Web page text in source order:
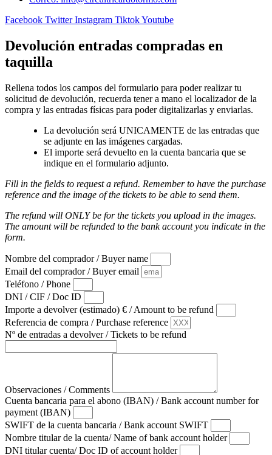
Facebook Twitter Instagram TiktokYoutube
Devolución entradas compradas en
taquilla
Rellena todos los campos del formulario para poder realizar tu
solicitud de devolución, recuerda tener a mano el localizador de la
compra y las entradas físicas para poder digitalizarlas y enviarlas.
La devolución será UNICAMENTE de las entradas que
se adjunte en las imágenes cargadas.
El importe será devuelto en la cuenta bancaria que se
indique en el formulario adjunto.
Fill in the fields to request a refund. Remember to have the purchase
reference and the image of the tickets to be able to send them.
The refund will ONLY be for the tickets you upload in the images.
The amount will be refunded to the bank account you indicate in the
form.
Nombre del comprador / Buyer name
Email del comprador / Buyer email
Teléfono / Phone
DNI / CIF / Doc ID
Importe a devolver (estimado) € / Amount to be refund
Referencia de compra / Purchase reference
Nº de entradas a devolver / Tickets to be refund
Observaciones / Comments
Cuenta bancaria para el abono (IBAN) / Bank account number for
payment (IBAN)
SWIFT de la cuenta bancaria / Bank account SWIFT
Nombre titular de la cuenta/ Name of bank account holder
DNI titular cuenta/ Doc ID of account holder